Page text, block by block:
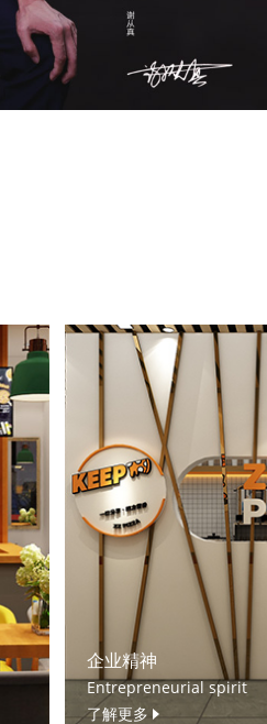
企业精神
Entrepreneurial spirit
了解更多